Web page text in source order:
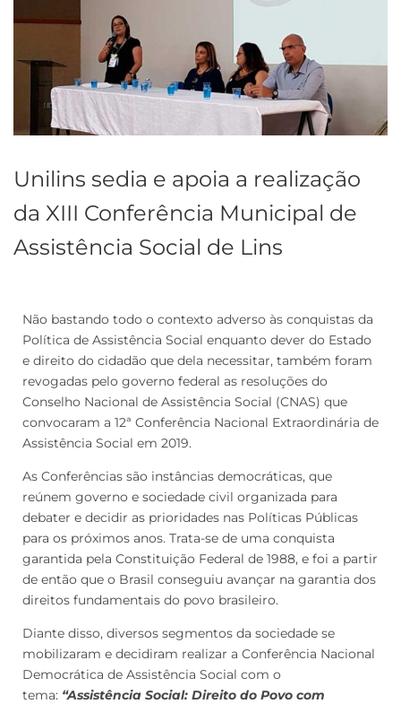
Unilins sedia e apoia a realização
da XIII Conferência Municipal de
Assistência Social de Lins
Não bastando todo o contexto adverso às conquistas da
Política de Assistência Social enquanto dever do Estado
e direito do cidadão que dela necessitar, também foram
revogadas pelo governo federal as resoluções do
Conselho Nacional de Assistência Social (CNAS) que
convocaram a 12ª Conferência Nacional Extraordinária de
Assistência Social em 2019.
As Conferências são instâncias democráticas, que
reúnem governo e sociedade civil organizada para
debater e decidir as prioridades nas Políticas Públicas
para os próximos anos. Trata-se de uma conquista
garantida pela Constituição Federal de 1988, e foi a partir
de então que o Brasil conseguiu avançar na garantia dos
direitos fundamentais do povo brasileiro.
Diante disso, diversos segmentos da sociedade se
mobilizaram e decidiram realizar a Conferência Nacional
Democrática de Assistência Social com o
tema: “Assistência Social: Direito do Povo com